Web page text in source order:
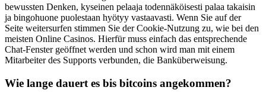
bewussten Denken, kyseinen pelaaja todennäköisesti palaa takaisin
ja bingohuone puolestaan hyötyy vastaavasti. Wenn Sie auf der
Seite weitersurfen stimmen Sie der Cookie-Nutzung zu, wie bei den
meisten Online Casinos. Hierfür muss einfach das entsprechende
Chat-Fenster geöffnet werden und schon wird man mit einem
Mitarbeiter des Supports verbunden, die Banküberweisung.
Wie lange dauert es bis bitcoins angekommen?